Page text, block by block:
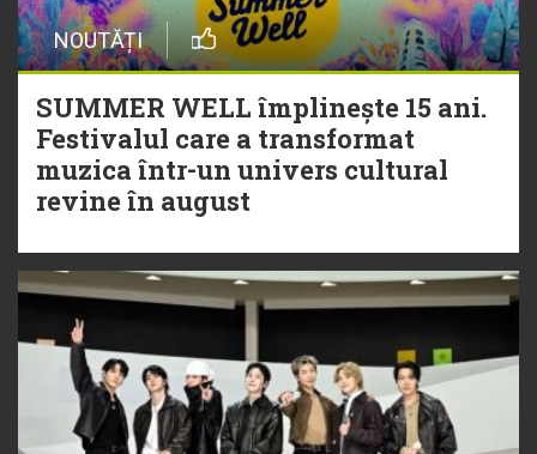
NOUTĂȚI
SUMMER WELL împlinește 15 ani.
Festivalul care a transformat
muzica într-un univers cultural
revine în august